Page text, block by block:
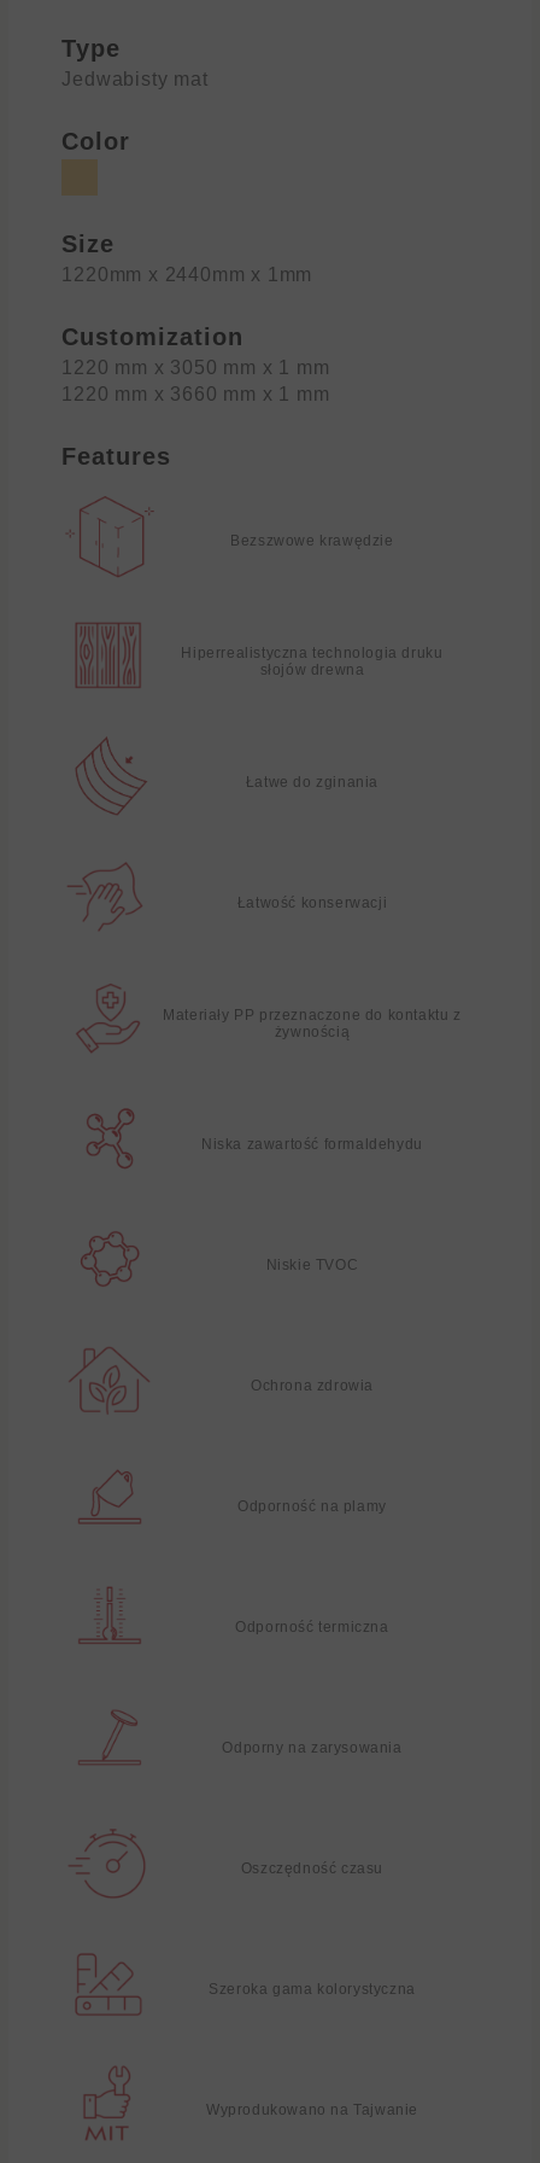
Type
Jedwabisty mat
Color
Size
1220mm x 2440mm x 1mm
Customization
1220 mm x 3050 mm x 1 mm
1220 mm x 3660 mm x 1 mm
Features
Bezszwowe krawędzie
Hiperrealistyczna technologia druku
słojów drewna
Łatwe do zginania
Łatwość konserwacji
Materiały PP przeznaczone do kontaktu z
żywnością
Niska zawartość formaldehydu
Niskie TVOC
Ochrona zdrowia
Odporność na plamy
Odporność termiczna
Odporny na zarysowania
Oszczędność czasu
Szeroka gama kolorystyczna
Wyprodukowano na Tajwanie